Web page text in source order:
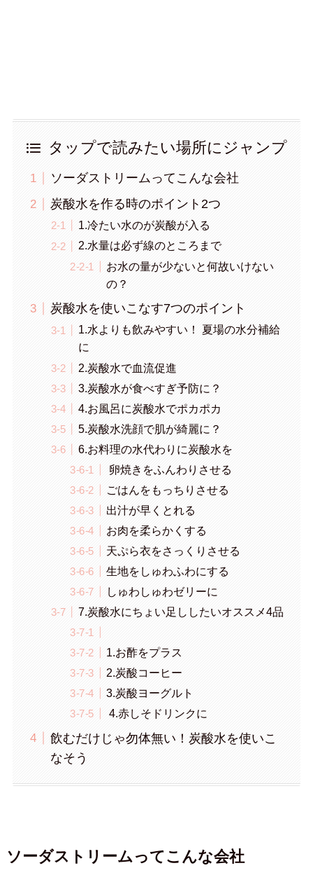
タップで読みたい場所にジャンプ
ソーダストリームってこんな会社
炭酸水を作る時のポイント2つ
1.冷たい水のが炭酸が入る
2.水量は必ず線のところまで
お水の量が少ないと何故いけない
の？
炭酸水を使いこなす7つのポイント
1.水よりも飲みやすい！ 夏場の水分補給
に
2.炭酸水で血流促進
3.炭酸水が食べすぎ予防に？
4.お風呂に炭酸水でポカポカ
5.炭酸水洗顔で肌が綺麗に？
6.お料理の水代わりに炭酸水を
卵焼きをふんわりさせる
ごはんをもっちりさせる
出汁が早くとれる
お肉を柔らかくする
天ぷら衣をさっくりさせる
生地をしゅわふわにする
しゅわしゅわゼリーに
7.炭酸水にちょい足ししたいオススメ4品
1.お酢をプラス
2.炭酸コーヒー
3.炭酸ヨーグルト
4.赤しそドリンクに
飲むだけじゃ勿体無い！炭酸水を使いこ
なそう
ソーダストリームってこんな会社